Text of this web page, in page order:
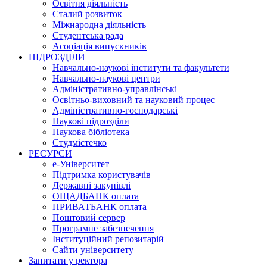
Освітня діяльність
Сталий розвиток
Міжнародна діяльність
Студентська рада
Асоціація випускників
ПІДРОЗДІЛИ
Навчально-наукові інститути та факультети
Навчально-наукові центри
Адміністративно-управлінські
Освітньо-виховний та науковий процес
Адміністративно-господарські
Наукові підрозділи
Наукова бібліотека
Студмістечко
РЕСУРСИ
е-Університет
Підтримка користувачів
Державні закупівлі
ОЩАДБАНК оплата
ПРИВАТБАНК оплата
Поштовий сервер
Програмне забезпечення
Інституційний репозитарій
Сайти університету
Запитати у ректора